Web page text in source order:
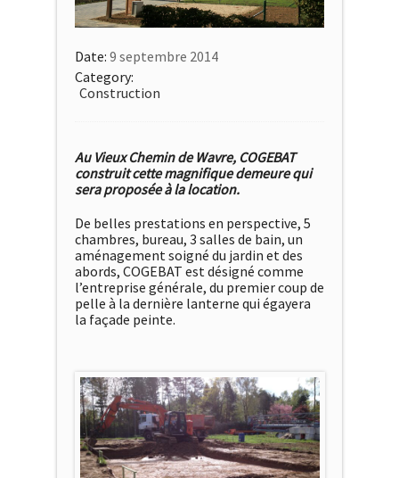
Date: 9 septembre 2014
Category:
Construction
Au Vieux Chemin de Wavre, COGEBAT
construit cette magnifique demeure qui
sera proposée à la location.
De belles prestations en perspective, 5
chambres, bureau, 3 salles de bain, un
aménagement soigné du jardin et des
abords, COGEBAT est désigné comme
l’entreprise générale, du premier coup de
pelle à la dernière lanterne qui égayera
la façade peinte.